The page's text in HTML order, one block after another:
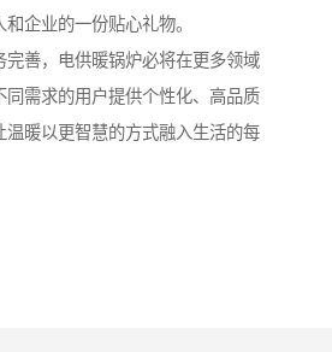
企业的一份贴心礼物。
完善，电供暖锅炉必将在更多领域
同需求的用户提供个性化、高品质
温暖以更智慧的方式融入生活的每